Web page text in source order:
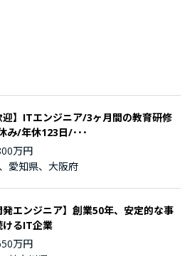
迎】ITエンジニア/3ヶ月間の教育研修
み/年休123日/･･･
万円
愛知県、大阪府
発エンジニア】創業50年、安定的な事
けるIT企業
万円